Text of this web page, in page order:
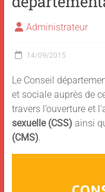
Administrateur
14/09/2015
Le Conseil
et sociale auprès de
travers l’ouverture et
sexuelle (CSS) ainsi
(CMS).